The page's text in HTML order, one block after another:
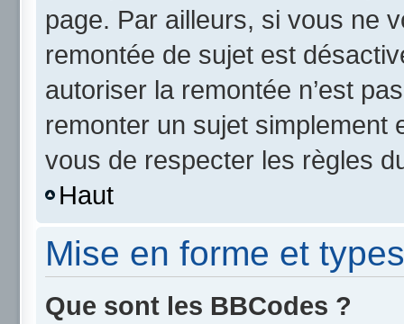
page. Par ailleurs, si vous ne
remontée de sujet est
autoriser la remontée n’est
remonter un sujet simplement
vous de respecter les règles
Haut
Mise en forme et
Que sont les BBCodes ?